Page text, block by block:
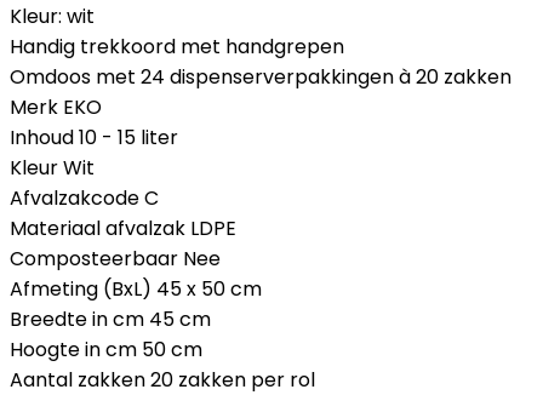
Kleur: wit
Handig trekkoord met handgrepen
Omdoos met 24 dispenserverpakkingen à 20 zakken
Merk EKO
Inhoud 10 - 15 liter
Kleur Wit
Afvalzakcode C
Materiaal afvalzak LDPE
Composteerbaar Nee
Afmeting (BxL) 45 x 50 cm
Breedte in cm 45 cm
Hoogte in cm 50 cm
Aantal zakken 20 zakken per rol